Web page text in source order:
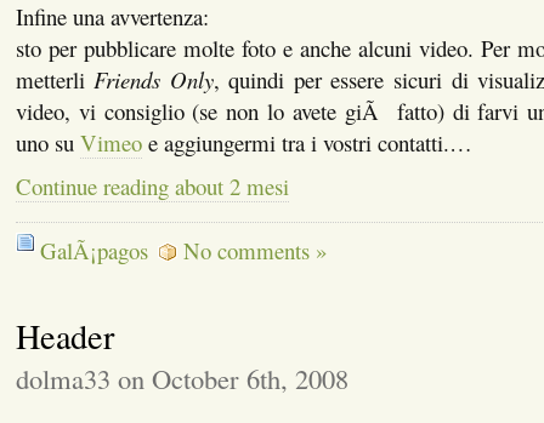
Infine una avvertenza:
sto per pubblicare molte foto e anche alcuni video. Per
metterliFriends Only, quindi per essere sicuri di
video, vi consiglio (se non lo avete giÃ fatto) di farvi
uno su Vimeoe aggiungermi tra i vostri contatti.…
Continue reading about 2 mesi
GalÃ¡pagos No comments »
Header
dolma33 on October 6th, 2008